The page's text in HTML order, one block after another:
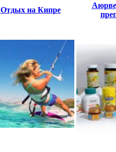
Отдых на Кипре